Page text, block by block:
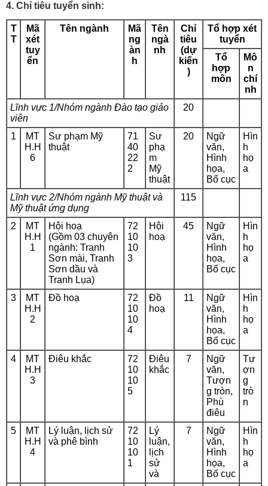
4. Chỉ tiêu tuyển sinh:
T
T
Mã
xét
tuy
ển
Tên ngành
Mã
ng
àn
h
Tên
ngà
nh
Chỉ
tiêu
(dự
kiến
)
Tổ hợp xét
tuyển
Tổ
hợp
môn
Mô
n
chí
nh
Lĩnh vực 1/Nhóm ngành Đào tạo giảo
viên
20
1
MT
H.H
6
Sư phạm Mỹ
thuật
71
40
22
2
Sư
phạ
m
Mỹ
thuật
20
Ngữ
văn,
Hình
họa,
Bố cục
Hìn
h
họ
a
Lĩnh vực 2/Nhóm ngành Mỹ thuật và
Mỹ thuật ứng dụng
115
2
MT
H.H
1
Hội hoạ
(Gồm 03 chuyên
ngành: Tranh
Sơn mài, Tranh
Sơn dầu và
Tranh Lụa)
72
10
10
3
Hội
hoạ
45
Ngữ
văn,
Hình
họa,
Bố cục
Hìn
h
họ
a
3
MT
H.H
2
Đồ hoạ
72
10
10
4
Đồ
hoạ
11
Ngữ
văn,
Hình
họa,
Bố cục
Hìn
h
họ
a
4
MT
H.H
3
Điêu khắc
72
10
10
5
Điêu
khắc
7
Ngữ
văn,
Tượn
g tròn,
Phù
điêu
Tư
ợn
g
trò
n
5
MT
H.H
4
Lý luận, lịch sử
và phê bình
72
10
10
1
Lý
luận,
lịch
sử
và
7
Ngữ
văn,
Hình
họa,
Bố cục
Hìn
h
họ
a